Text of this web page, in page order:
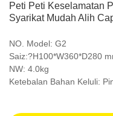
Peti Peti Keselamatan
Syarikat Mudah Alih
NO. Model: G2
Saiz:?H100*W360*D280
NW: 4.0kg
Ketebalan Bahan Keluli: